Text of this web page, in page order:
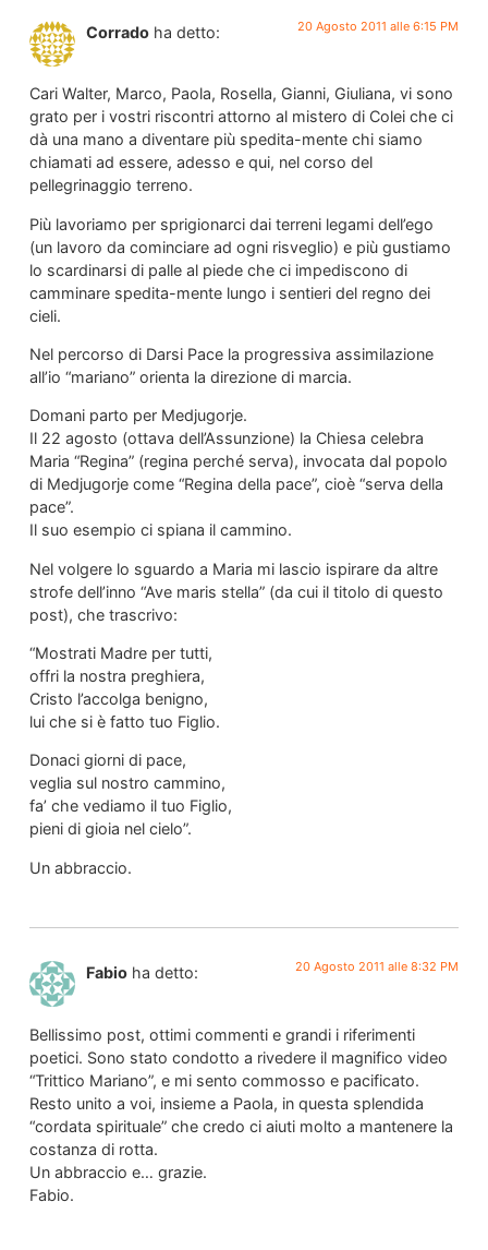
Corrado ha detto: 20 Agosto 2011 alle 6:15 PM
Cari Walter, Marco, Paola, Rosella, Gianni, Giuliana, vi sono
grato per i vostri riscontri attorno al mistero di Colei che ci
dà una mano a diventare più spedita-mente chi siamo
chiamati ad essere, adesso e qui, nel corso del
pellegrinaggio terreno.
Più lavoriamo per sprigionarci dai terreni legami dell’ego
(un lavoro da cominciare ad ogni risveglio) e più gustiamo
lo scardinarsi di palle al piede che ci impediscono di
camminare spedita-mente lungo i sentieri del regno dei
cieli.
Nel percorso di Darsi Pace la progressiva assimilazione
all’io “mariano” orienta la direzione di marcia.
Domani parto per Medjugorje.
Il 22 agosto (ottava dell’Assunzione) la Chiesa celebra
Maria “Regina” (regina perché serva), invocata dal popolo
di Medjugorje come “Regina della pace”, cioè “serva della
pace”.
Il suo esempio ci spiana il cammino.
Nel volgere lo sguardo a Maria mi lascio ispirare da altre
strofe dell’inno “Ave maris stella” (da cui il titolo di questo
post), che trascrivo:
“Mostrati Madre per tutti,
offri la nostra preghiera,
Cristo l’accolga benigno,
lui che si è fatto tuo Figlio.
Donaci giorni di pace,
veglia sul nostro cammino,
fa’ che vediamo il tuo Figlio,
pieni di gioia nel cielo”.
Un abbraccio.
Fabio ha detto: 20 Agosto 2011 alle 8:32 PM
Bellissimo post, ottimi commenti e grandi i riferimenti
poetici. Sono stato condotto a rivedere il magnifico video
“Trittico Mariano”, e mi sento commosso e pacificato.
Resto unito a voi, insieme a Paola, in questa splendida
“cordata spirituale” che credo ci aiuti molto a mantenere la
costanza di rotta.
Un abbraccio e… grazie.
Fabio.